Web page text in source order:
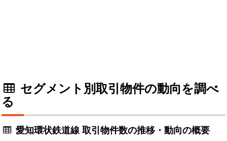
セグメント別取引物件の動向を調べ
る
愛知環状鉄道線 取引物件数の推移・動向の概要